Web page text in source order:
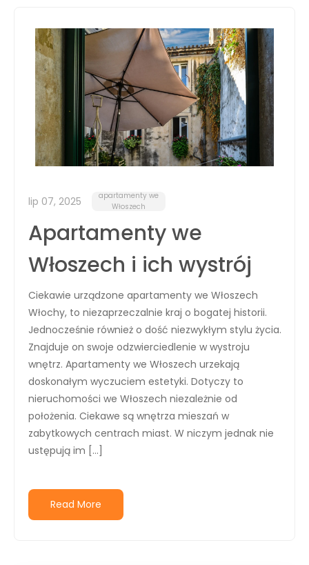
lip 07, 2025
apartamenty we
Włoszech
Apartamenty we
Włoszech i ich wystrój
Ciekawie urządzone apartamenty we Włoszech
Włochy, to niezaprzeczalnie kraj o bogatej historii.
Jednocześnie również o dość niezwykłym stylu życia.
Znajduje on swoje odzwierciedlenie w wystroju
wnętrz. Apartamenty we Włoszech urzekają
doskonałym wyczuciem estetyki. Dotyczy to
nieruchomości we Włoszech niezależnie od
położenia. Ciekawe są wnętrza mieszań w
zabytkowych centrach miast. W niczym jednak nie
ustępują im […]
Read More